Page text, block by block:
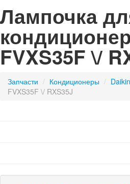
лампочка для
FVXS35F \/
Запчасти / кондиционеры / Daikin
FVXS35F \/ RXS35J